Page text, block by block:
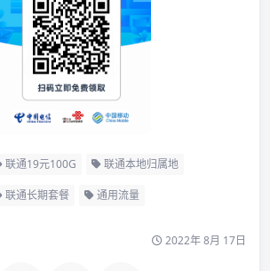
联通19元100G 联通本地归属地
联通长期套餐 通用流量
2022年 8月 17日